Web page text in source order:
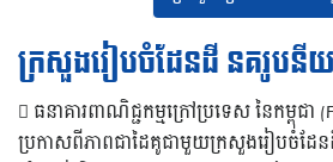
ក្រសួងរៀបចំដែនដី នគរូប
 ធនាគារពាណិជ្ជកម្មក្រៅប្រទេស នៃកម្ពុជា
ប្រកាសពីភាពជាដៃគូជាមួយក្រសួងរៀបចំដែ